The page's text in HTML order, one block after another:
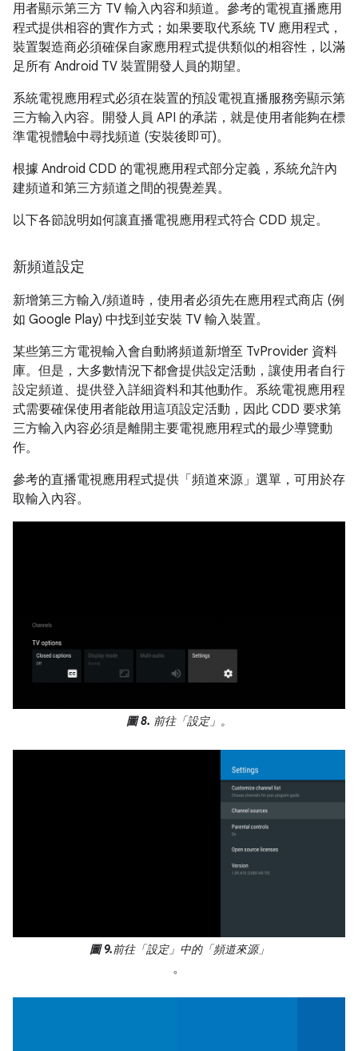
用者顯示第三方 TV 輸入內容和頻道。參考的電視直播應用
程式提供相容的實作方式；如果要取代系統 TV 應用程式，
裝置製造商必須確保自家應用程式提供類似的相容性，以滿
足所有 Android TV 裝置開發人員的期望。
系統電視應用程式必須在裝置的預設電視直播服務旁顯示第
三方輸入內容。開發人員 API 的承諾，就是使用者能夠在標
準電視體驗中尋找頻道 (安裝後即可)。
根據 Android CDD 的電視應用程式部分定義，系統允許內
建頻道和第三方頻道之間的視覺差異。
以下各節說明如何讓直播電視應用程式符合 CDD 規定。
新頻道設定
新增第三方輸入/頻道時，使用者必須先在應用程式商店 (例
如 Google Play) 中找到並安裝 TV 輸入裝置。
某些第三方電視輸入會自動將頻道新增至 TvProvider 資料
庫。但是，大多數情況下都會提供設定活動，讓使用者自行
設定頻道、提供登入詳細資料和其他動作。系統電視應用程
式需要確保使用者能啟用這項設定活動，因此 CDD 要求第
三方輸入內容必須是離開主要電視應用程式的最少導覽動
作。
參考的直播電視應用程式提供「頻道來源」選單，可用於存
取輸入內容。
圖 8. 前往「設定」 。
圖 9.前往「設定」中的「頻道來源」
。